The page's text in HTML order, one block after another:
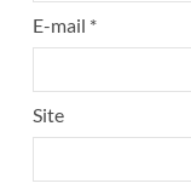
E-mail *
Site